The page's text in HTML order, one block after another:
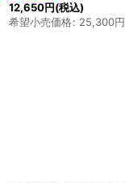
12,650円(税込)
希望小売価格: 25,300円